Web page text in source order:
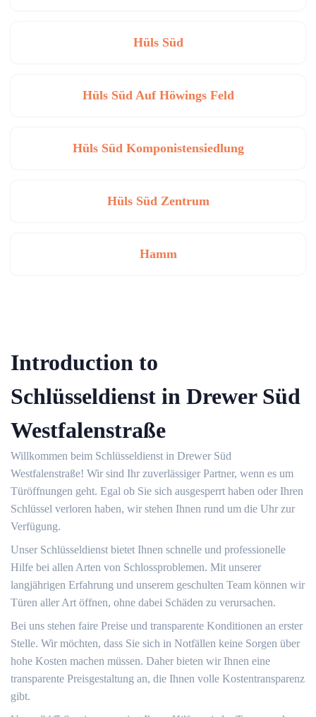
Hüls Süd
Hüls Süd Auf Höwings Feld
Hüls Süd Komponistensiedlung
Hüls Süd Zentrum
Hamm
Introduction to
Schlüsseldienst in Drewer Süd
Westfalenstraße
Willkommen beim Schlüsseldienst in Drewer Süd
Westfalenstraße!​ Wir sind Ihr zuverlässiger Partner, wenn es um
Türöffnungen geht.​ Egal ob Sie sich ausgesperrt haben oder Ihren
Schlüssel verloren haben, wir stehen Ihnen rund um die Uhr zur
Verfügung.​
Unser Schlüsseldienst bietet Ihnen schnelle und professionelle
Hilfe bei allen Arten von Schlossproblemen.​ Mit unserer
langjährigen Erfahrung und unserem geschulten Team können wir
Türen aller Art öffnen, ohne dabei Schäden zu verursachen.​
Bei uns stehen faire Preise und transparente Konditionen an erster
Stelle.​ Wir möchten, dass Sie sich in Notfällen keine Sorgen über
hohe Kosten machen müssen.​ Daher bieten wir Ihnen eine
transparente Preisgestaltung an, die Ihnen volle Kostentransparenz
gibt.​